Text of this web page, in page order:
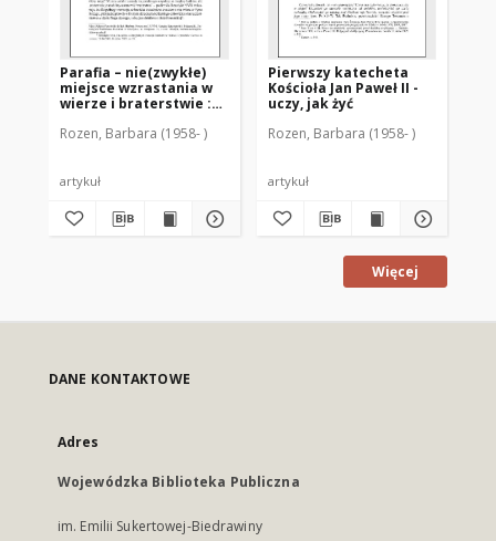
Parafia – nie(zwykłe)
miejsce wzrastania w
wierze i braterstwie :
istnienia Parafii Matki
Rozen, Barbara (1958- )
artykuł
Pierwszy katecheta
Kościoła Jan Paweł II -
uczy, jak żyć
Rozen, Barbara (1958- )
artykuł
Więcej
DANE KONTAKTOWE
Adres
Wojewódzka Biblioteka Publiczna
im. Emilii Sukertowej-Biedrawiny